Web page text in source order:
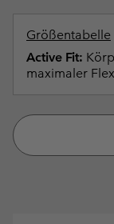
Größentabelle
Active Fit:
maximaler